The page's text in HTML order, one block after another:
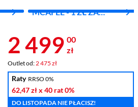
MCAFEE - 1 ZŁ ZA
Cena 2 499
2 499 00
zł
Outlet od: 2 475 zł
Raty RRSO 0%
62,47 złx 40 rat0%
DO LISTOPADA NIE PŁACISZ!